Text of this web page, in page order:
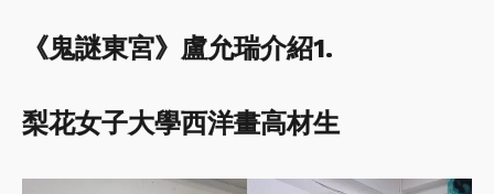
《鬼謎東宮》盧允瑞介紹1.
梨花女子大學西洋畫高材生